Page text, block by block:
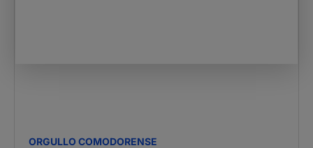
ORGULLO COMODORENSE